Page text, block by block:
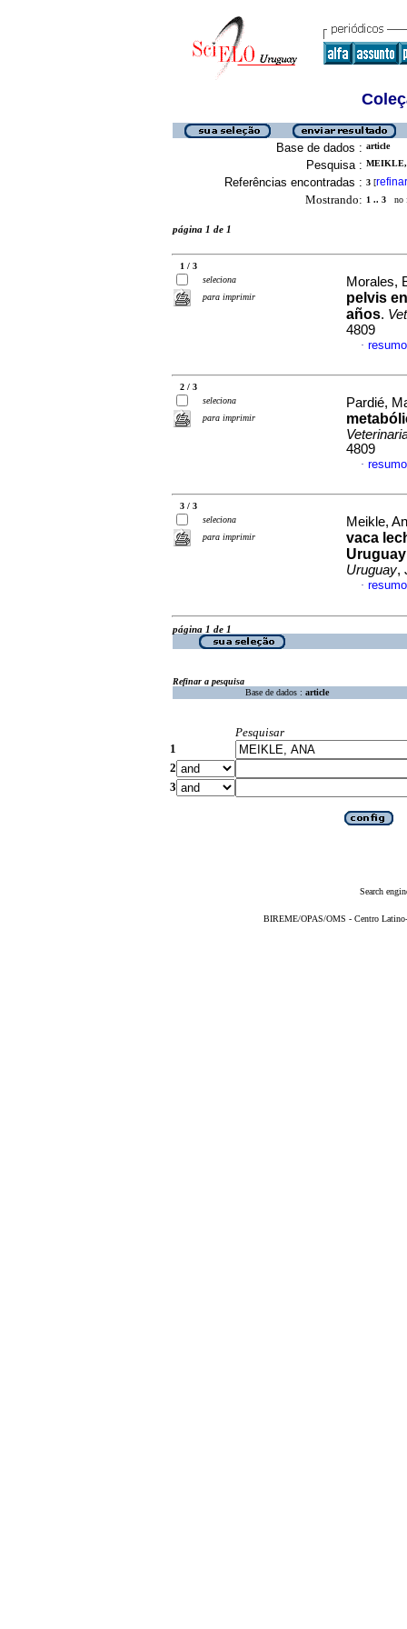
Base de dados : article
Pesquisa : MEIKLE,
Referências encontradas : 3 [refinar
Mostrando: 1 .. 3 no
página 1 de 1
1 / 3
seleciona
para imprimir
Morales,
pelvis
años.
4809
·
2 / 3
seleciona
para imprimir
Pardié,
4809
·
3 / 3
seleciona
para imprimir
Meikle,
vaca
Uruguay,
·
página 1 de 1
Refinar a pesquisa
Base de dados : article
Pesquisar
1
2
3
Search
BIREME/OPAS/OMS - Centro Latino-